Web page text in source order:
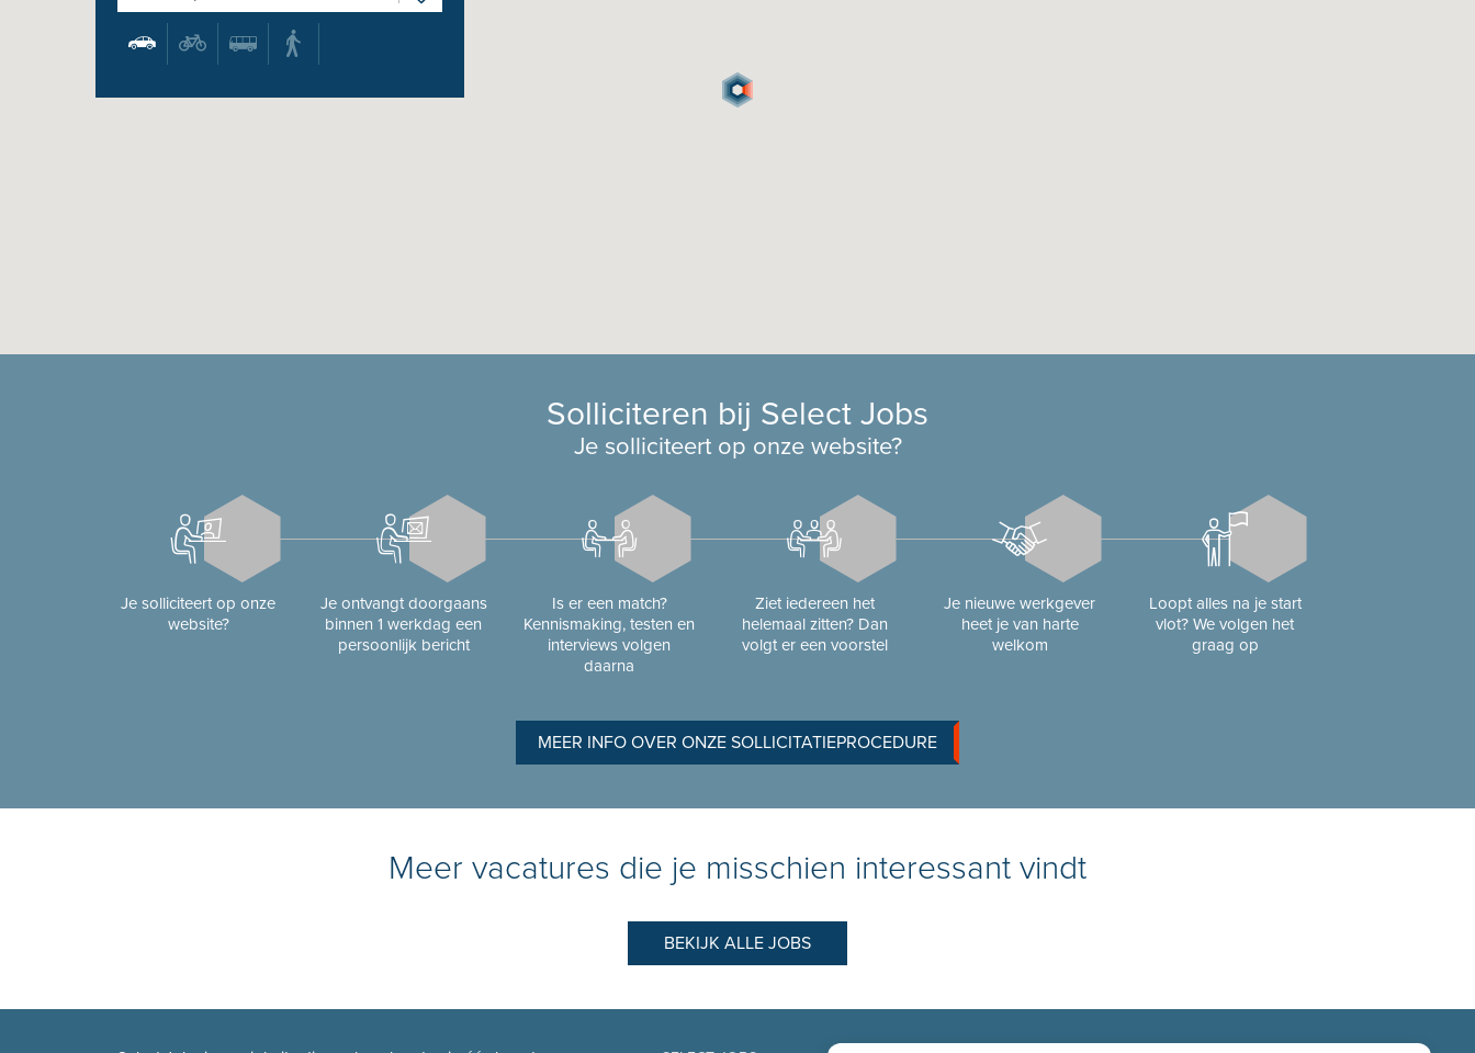
Solliciteren bij Select Jobs
Je solliciteert op onze website?
Je solliciteert op onze
website?
Je ontvangt doorgaans
binnen 1 werkdag een
persoonlijk bericht
Is er een match?
Kennismaking, testen en
interviews volgen
daarna
Ziet iedereen het
helemaal zitten? Dan
volgt er een voorstel
Je nieuwe werkgever
heet je van harte
welkom
Loopt alles na je start
vlot? We volgen het
graag op
MEER INFO OVER ONZE SOLLICITATIEPROCEDURE
Meer vacatures die je misschien interessant vindt
BEKIJK ALLE JOBS